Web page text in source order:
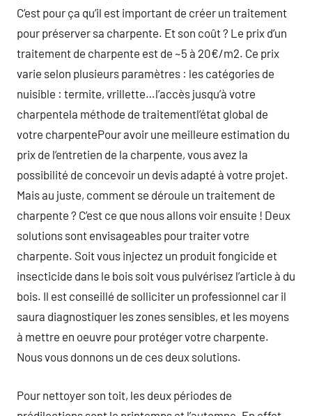
C’est pour ça qu’il est important de créer un traitement
pour préserver sa charpente. Et son coût ? Le prix d’un
traitement de charpente est de ~5 à 20€/m2. Ce prix
varie selon plusieurs paramètres : les catégories de
nuisible : termite, vrillette…l’accès jusqu’à votre
charpentela méthode de traitementl’état global de
votre charpentePour avoir une meilleure estimation du
prix de l’entretien de la charpente, vous avez la
possibilité de concevoir un devis adapté à votre projet.
Mais au juste, comment se déroule un traitement de
charpente ? C’est ce que nous allons voir ensuite ! Deux
solutions sont envisageables pour traiter votre
charpente. Soit vous injectez un produit fongicide et
insecticide dans le bois soit vous pulvérisez l’article à du
bois. Il est conseillé de solliciter un professionnel car il
saura diagnostiquer les zones sensibles, et les moyens
à mettre en oeuvre pour protéger votre charpente.
Nous vous donnons un de ces deux solutions.
Pour nettoyer son toit, les deux périodes de